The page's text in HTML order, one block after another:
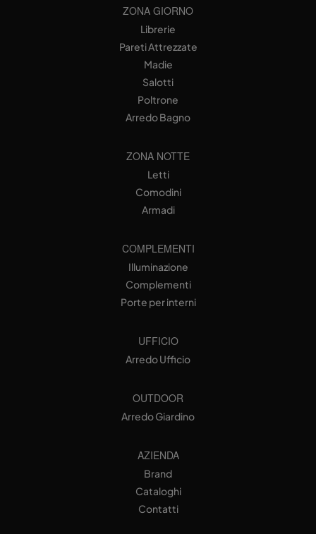
ZONA GIORNO
Librerie
Pareti Attrezzate
Madie
Salotti
Poltrone
Arredo Bagno
ZONA NOTTE
Letti
Comodini
Armadi
COMPLEMENTI
Illuminazione
Complementi
Porte per interni
UFFICIO
Arredo Ufficio
OUTDOOR
Arredo Giardino
AZIENDA
Brand
Cataloghi
Contatti